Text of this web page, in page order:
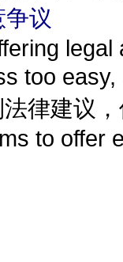
议
too
律建议
to offer